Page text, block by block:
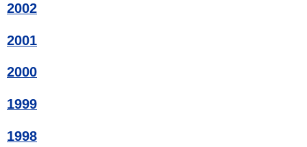
2002
2001
2000
1999
1998